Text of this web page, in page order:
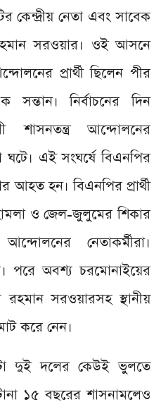
কেন্দ্রীয় নেতা এবং সাবেক
সরওয়ার। ওই আসনে
প্রার্থী ছিলেন পীর
নির্বাচনের দিন
শাসনতন্ত্র আন্দোলনের
ঘটে। এই সংঘর্ষে বিএনপির
আহত হন। বিএনপির প্রার্থী
ও জেল-জুলুমের শিকার
নেতাকর্মীরা।
পরে অবশ্য চরমোনাইয়ের
সরওয়ারসহ স্থানীয়
করে নেন।
দুই দলের কেউই ভুলতে
১৫ বছরের শাসনামলেও